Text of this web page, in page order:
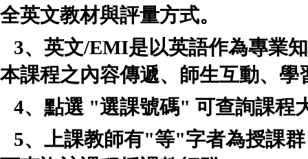
全英文教材與評量方式。
3、英文/EMI是以英語作為專業
本課程之內容傳遞、師生互動、
4、點選 "選課號碼" 可查詢課程
5、上課教師有"等"字者為授課